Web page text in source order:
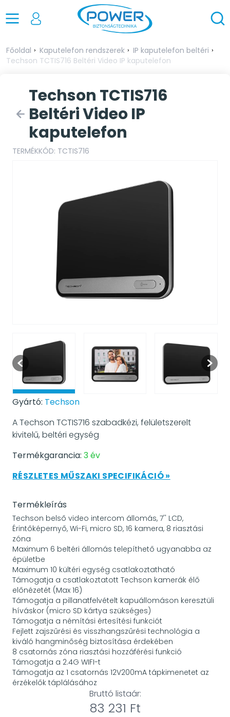
Főoldal Kaputelefon rendszerek
IP kaputelefon beltéri
Techson TCTIS716 Beltéri Video IP kaputelefon
Techson TCTIS716
Beltéri Video IP
kaputelefon
TERMÉKKÓD: TCTIS716
Gyártó: Techson
A Techson TCTIS716 szabadkézi, felületszerelt
kivitelű, beltéri egység
Termékgarancia: 3 év
RÉSZLETES MŰSZAKI SPECIFIKÁCIÓ »
Termékleírás
Techson belső video intercom állomás, 7'' LCD,
Érintőképernyő, Wi-Fi, micro SD, 16 kamera, 8 riasztási
zóna
Maximum 6 beltéri állomás telepíthető ugyanabba az
épületbe
Maximum 10 kültéri egység csatlakoztatható
Támogatja a csatlakoztatott Techson kamerák élő
előnézetét (Max 16)
Támogatja a pillanatfelvételt kapuállomáson keresztüli
híváskor (micro SD kártya szükséges)
Támogatja a némítási értesítési funkciót
Fejlett zajszűrési és visszhangszűrési technológia a
kiváló hangminőség biztosítása érdekében
8 csatornás zóna riasztási hozzáférési funkció
Támogatja a 2.4G WIFI-t
Támogatja az 1 csatornás 12V200mA tápkimenetet az
érzékelők táplálásához
Bruttó listaár:
83 231 Ft